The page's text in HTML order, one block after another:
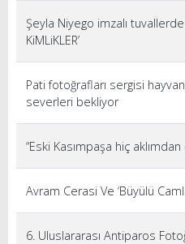
Şeyla Niyego imzalı tuvallerde
KiMLiKLER’
Pati fotoğrafları sergisi hayvan
severleri bekliyor
“Eski Kasımpaşa hiç aklımdan
Avram Cerasi Ve ‘Büyülü
6. Uluslararası Antiparos